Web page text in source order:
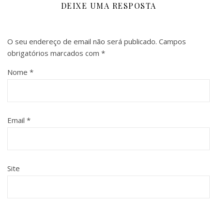
DEIXE UMA RESPOSTA
O seu endereço de email não será publicado. Campos
obrigatórios marcados com *
Nome *
Email *
Site